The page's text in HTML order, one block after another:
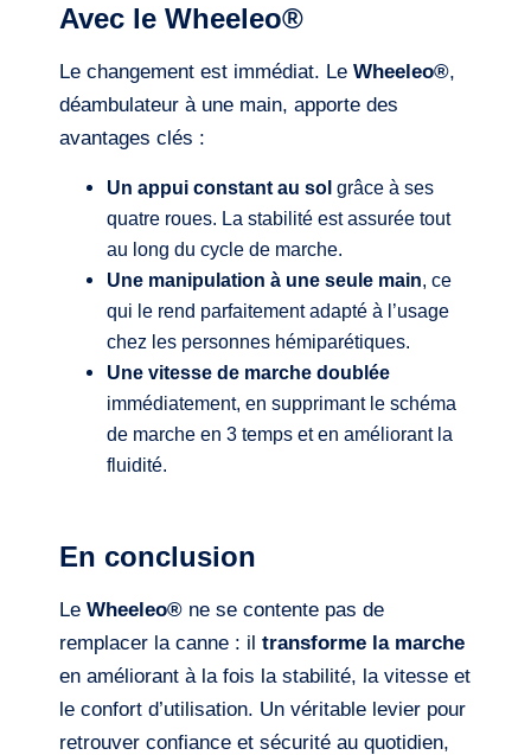
Avec le Wheeleo®
Le changement est immédiat. Le Wheeleo®,
déambulateur à une main, apporte des
avantages clés :
Un appui constant au sol grâce à ses
quatre roues. La stabilité est assurée tout
au long du cycle de marche.
Une manipulation à une seule main, ce
qui le rend parfaitement adapté à l’usage
chez les personnes hémiparétiques.
Une vitesse de marche doublée
immédiatement, en supprimant le schéma
de marche en 3 temps et en améliorant la
fluidité.
En conclusion
Le Wheeleo® ne se contente pas de
remplacer la canne : il transforme la marche
en améliorant à la fois la stabilité, la vitesse et
le confort d’utilisation. Un véritable levier pour
retrouver confiance et sécurité au quotidien,